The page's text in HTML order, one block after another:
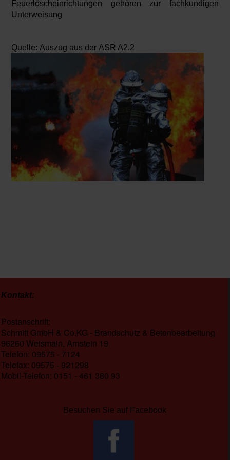
Feuerlöscheinrichtungen gehören zur fachkundigen
Unterweisung
Quelle: Auszug aus der ASR A2.2
Kontakt:
Postanschrift:
Schmitt GmbH & Co.KG - Brandschutz & Betonbearbeitung
96260 Weismain, Arnstein 19
Telefon: 09575 - 7124
Telefax: 09575 - 921298
Mobil-Telefon: 0151 - 461 380 93
Besuchen Sie auf Facebook